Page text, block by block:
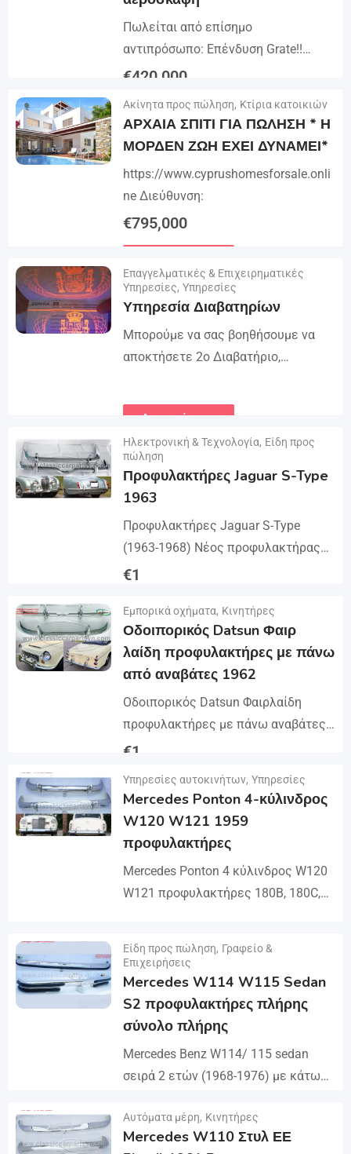
Πωλείται από επίσημο
αντιπρόσωπο: Επένδυση Grate!!
Τύπος Πιστοποιημένο, Carbon Fiber
στον ουρανό. Πληρωμές – μετρητά/
€420,000
Λεπτομέρειες
Ακίνητα προς πώληση, Κτίρια κατοικιών
ΑΡΧΑΙΑ ΣΠΙΤΙ ΓΙΑ ΠΩΛΗΣΗ * Η
ΜΟΡΔΕΝ ΖΩΗ ΕΧΕΙ ΔΥΝΑΜΕΙ*
https://www.cyprushomesforsale.onli
ne Διεύθυνση:
€795,000
Επαγγελματικές & Επιχειρηματικές
Υπηρεσίες, Υπηρεσίες
Υπηρεσία Διαβατηρίων
Μπορούμε να σας βοηθήσουμε να
αποκτήσετε 2ο Διαβατήριο,
τη χαρτούρα και τις υποθέσεις.
https://dokumencik.fun/en/paszport-
kolekcjonerski/ για περισσότερες
πληροφορίες.
Λεπτομέρειες
Ηλεκτρονική & Τεχνολογία, Είδη προς
πώληση
Προφυλακτήρες Jaguar S-Type
1963
Προφυλακτήρες Jaguar S-Type
(1963-1968) Νέος προφυλακτήρας
ενός μπροστινού προφυλακτήρα,
πάνω από αναβάτες,
συμπεριλαμβανομένων βίδες και
βίδες. Το...
€1
Λεπτομέρειες
Εμπορικά οχήματα, Κινητήρες
Οδοιπορικός Datsun Φαιρ
λαίδη προφυλακτήρες με πάνω
από αναβάτες 1962
Οδοιπορικός Datsun Φαιρλαίδη
προφυλακτήρες με πάνω αναβάτες
(1962-1970) Ένας προφυλακτήρας
ένας πίσω προφυλακτήρας, 4 x
πάνω από αναβάτες, μπουλόνια και
€1
Λεπτομέρειες
Υπηρεσίες αυτοκινήτων, Υπηρεσίες
Mercedes Ponton 4-κύλινδρος
W120 W121 1959
προφυλακτήρες
Mercedes Ponton 4 κύλινδρος W120
W121 προφυλακτήρες 180B, 180C,
μπροστινού προφυλακτήρα σε 3
μέρη, 1...
Λεπτομέρειες
Είδη προς πώληση, Γραφείο &
Επιχειρήσεις
Mercedes W114 W115 Sedan
S2 προφυλακτήρες πλήρης
σύνολο πλήρης
Mercedes Benz W114/ 115 sedan
σειρά 2 ετών (1968-1976) με κάτω
Ένα σετ προφυλακτήρες ενός
μπροστινού προφυλακτήρα σε 4
Λεπτομέρειες
Αυτόματα μέρη, Κινητήρες
Mercedes W110 Στυλ ΕΕ